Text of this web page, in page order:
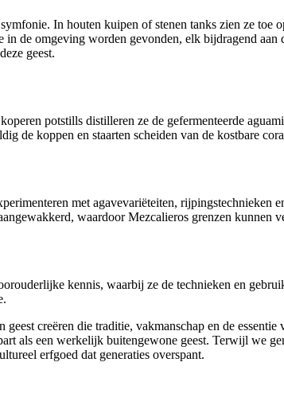
In houten kuipen of stenen tanks zien ze toe
de omgeving worden gevonden, elk bijdragend
geest.
potstills distilleren ze de gefermenteerde
koppen en staarten scheiden van de kostbare
met agavevariëteiten, rijpingstechnieken
waardoor Mezcalieros grenzen kunnen
kennis, waarbij ze de technieken en
creëren die traditie, vakmanschap en de
als een werkelijk buitengewone geest. Terwijl we
erfgoed dat generaties overspant.